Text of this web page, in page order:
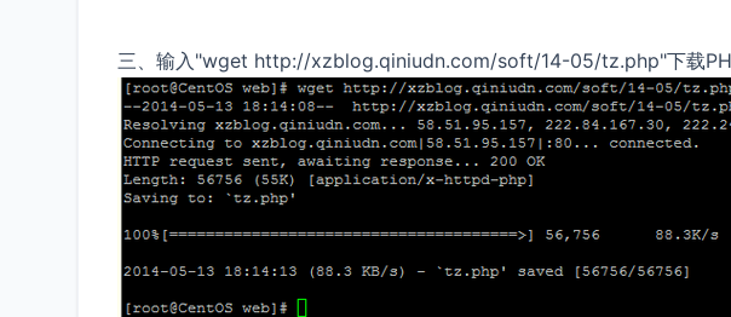
三、输入"wget http://xzblog.qiniudn.com/soft/14-05/tz.php"下载